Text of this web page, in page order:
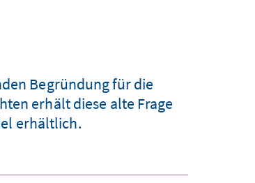
Begründung für die
erhält diese alte Frage
erhältlich.